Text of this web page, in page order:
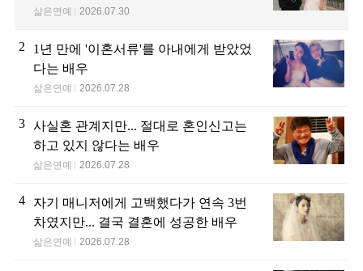
삶은연예 2026.07.30
2
1년 만에 '이혼서류'를 아내에게 받았었
다는 배우
삶은연예 2026.07.28
3 사실혼 관계지만... 절대로 혼인신고는
하고 있지 않다는 배우
삶은연예 2026.07.28
4
자기 매니저에게 고백했다가 연속 3번
차였지만... 결국 결혼에 성공한 배우
삶은연예 2026.07.28